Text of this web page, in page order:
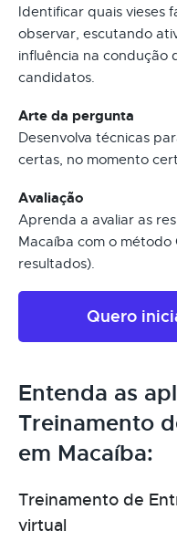
Identificar quais vieses
observar, escutando
influência na condução
candidatos.
Arte da pergunta
Desenvolva técnicas
certas, no momento
Avaliação
Aprenda a avaliar as
Macaíba com o método
resultados).
Quero
Entenda as
Treinamento
em Macaíba:
Treinamento de
virtual